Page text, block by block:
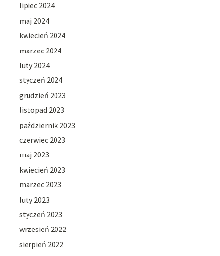
lipiec 2024
maj 2024
kwiecień 2024
marzec 2024
luty 2024
styczeń 2024
grudzień 2023
listopad 2023
październik 2023
czerwiec 2023
maj 2023
kwiecień 2023
marzec 2023
luty 2023
styczeń 2023
wrzesień 2022
sierpień 2022